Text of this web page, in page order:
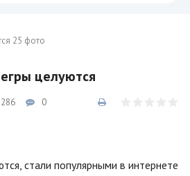
25 фото
целуются
286 0
стали популярными в интернете